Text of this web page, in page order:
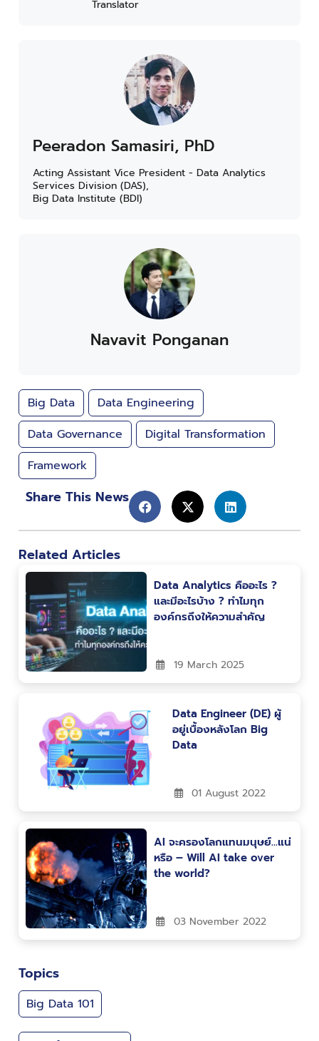
Translator
Peeradon Samasiri, PhD
Acting Assistant Vice President - Data Analytics
Services Division (DAS),
Big Data Institute (BDI)
Navavit Ponganan
Big Data
Data Engineering
Data Governance
Digital Transformation
Framework
Share This News
Related Articles
Data Analytics คืออะไร ?
และมีอะไรบ้าง ? ทำไมทุก
องค์กรถึงให้ความสำคัญ
19 March 2025
Data Engineer (DE) ผู้
อยู่เบื้องหลังโลก Big
Data
01 August 2022
AI จะครองโลกแทนมนุษย์…แน่
หรือ – Will AI take over
the world?
03 November 2022
Topics
Big Data 101